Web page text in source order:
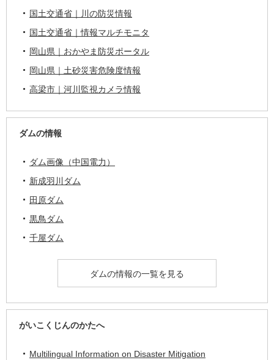
国土交通省｜川の防災情報
国土交通省｜情報マルチモニタ
岡山県｜おかやま防災ポータル
岡山県｜土砂災害危険度情報
高梁市｜河川監視カメラ情報
ダムの情報
ダム画像（中国電力）
新成羽川ダム
田原ダム
黒鳥ダム
千屋ダム
ダムの情報の一覧を見る
がいこくじんのかたへ
Multilingual Information on Disaster Mitigation